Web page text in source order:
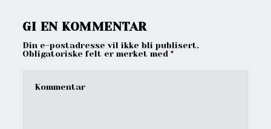
GI EN KOMMENTAR
Din e-postadresse vil ikke bli publisert.
Obligatoriske felt er merket med*